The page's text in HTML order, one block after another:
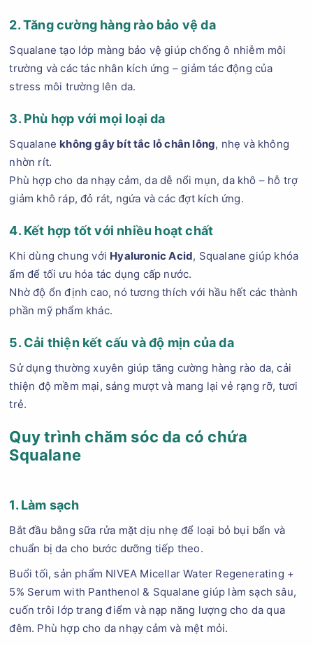
2. Tăng cường hàng rào bảo vệ da
Squalane tạo lớp màng bảo vệ giúp chống ô nhiễm môi
trường và các tác nhân kích ứng – giảm tác động của
stress môi trường lên da.
3. Phù hợp với mọi loại da
Squalane không gây bít tắc lỗ chân lông, nhẹ và không
nhờn rít.
Phù hợp cho da nhạy cảm, da dễ nổi mụn, da khô – hỗ trợ
giảm khô ráp, đỏ rát, ngứa và các đợt kích ứng.
4. Kết hợp tốt với nhiều hoạt chất
Khi dùng chung với Hyaluronic Acid, Squalane giúp khóa
ẩm để tối ưu hóa tác dụng cấp nước.
Nhờ độ ổn định cao, nó tương thích với hầu hết các thành
phần mỹ phẩm khác.
5. Cải thiện kết cấu và độ mịn của da
Sử dụng thường xuyên giúp tăng cường hàng rào da, cải
thiện độ mềm mại, sáng mượt và mang lại vẻ rạng rỡ, tươi
trẻ.
Quy trình chăm sóc da có chứa
Squalane
1. Làm sạch
Bắt đầu bằng sữa rửa mặt dịu nhẹ để loại bỏ bụi bẩn và
chuẩn bị da cho bước dưỡng tiếp theo.
Buổi tối, sản phẩm NIVEA Micellar Water Regenerating +
5% Serum with Panthenol & Squalane giúp làm sạch sâu,
cuốn trôi lớp trang điểm và nạp năng lượng cho da qua
đêm. Phù hợp cho da nhạy cảm và mệt mỏi.